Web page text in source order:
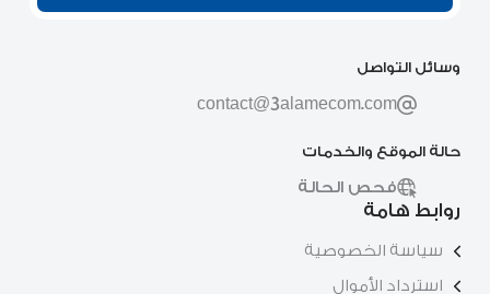
وسائل التواصل
contact@3alamecom.com
حالة الموقع والخدمات
فحص الحالة
روابط هامة
سياسة الخصوصية
استرداد الأموال